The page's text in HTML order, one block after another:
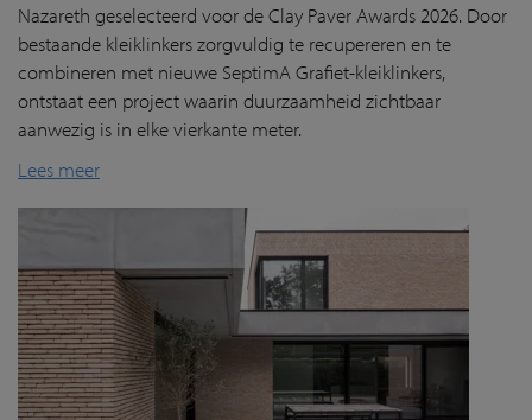
Nazareth geselecteerd voor de Clay Paver Awards 2026. Door
bestaande kleiklinkers zorgvuldig te recupereren en te
combineren met nieuwe SeptimA Grafiet-kleiklinkers,
ontstaat een project waarin duurzaamheid zichtbaar
aanwezig is in elke vierkante meter.
Lees meer